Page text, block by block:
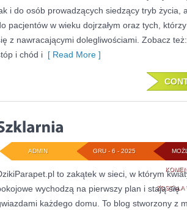
i do osób prowadzących siedzący tryb życia,
pacjentów w wieku dojrzałym oraz tych,
z nawracającymi dolegliwościami. Zobacz
i chód i [ Read More ]
ZOSTAŁA
GRU - 6 - 2025
ADMIN
to zakątek w sieci, w którym
wychodzą na pierwszy plan i stają się
każdego domu. To blog stworzony z